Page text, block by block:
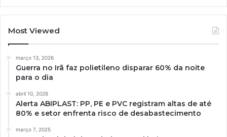
Most Viewed
março 13, 2026
Guerra no Irã faz polietileno disparar 60% da noite
para o dia
abril 10, 2026
Alerta ABIPLAST: PP, PE e PVC registram altas de até
80% e setor enfrenta risco de desabastecimento
março 7, 2025